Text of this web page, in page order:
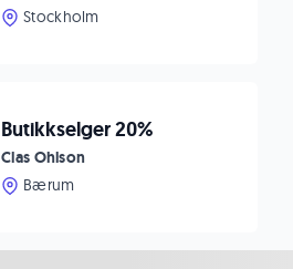
Stockholm
Butikkselger 20%
Clas Ohlson
Bærum